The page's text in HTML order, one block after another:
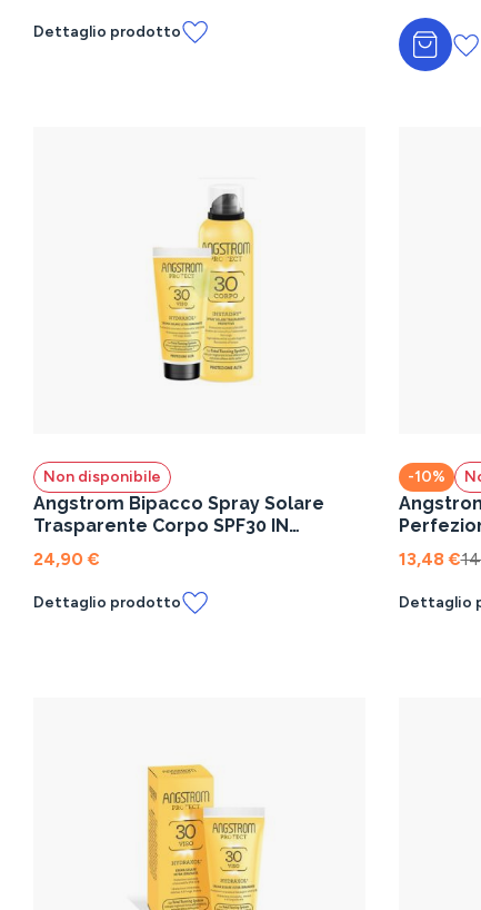
Dettaglio prodotto
Non disponibile
Angstrom Bipacco Spray Solare
Trasparente Corpo SPF30 IN
OMAGGIO Crema Viso SPF30
24,90 €
Dettaglio prodotto
-10%
13,48 €
Dettaglio